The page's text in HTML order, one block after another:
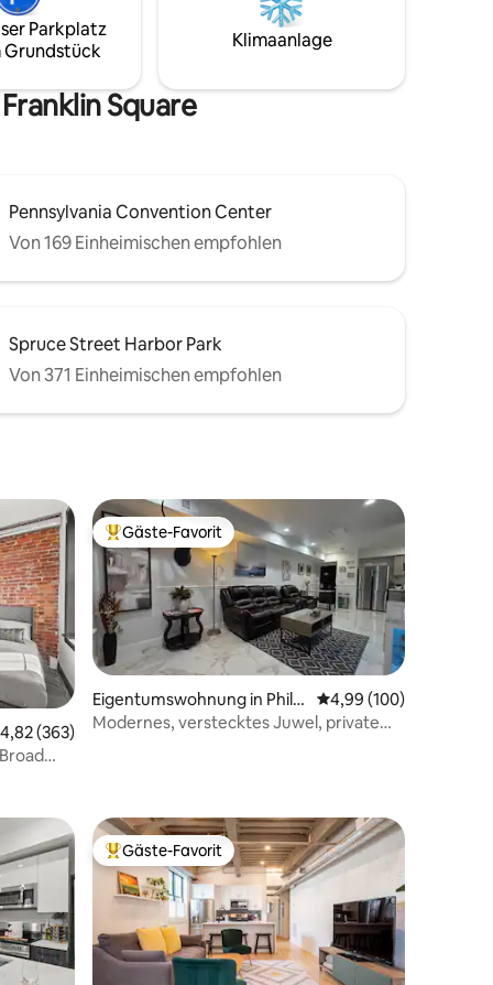
Attraktionen entfernt, die Philly zu
bieten hat. Es ist eine wunderbare
Unterkunft für reisende
Geschäftspartner, die Platz,
Familienausflüge und intime
Gruppentreffen wünschen.
Parkplatz
Grundstück
Klimaanlage
Square
Pennsylvania Convention Center
Von 169 Einheimischen empfohlen
Spruce Street Harbor Park
Von 371 Einheimischen empfohlen
Bewertungen Bewertung: 4,82 von 5, 363 Bewertungen
4,82 (363)
Beliebter Gäste-Favorit.
Gäste-Favorit
Eigentumswohnung in Phila
delphia
Durchschnittliche
4,99 (100)
Modernes, verstecktes Juwel, private
Beliebter Gäste-Favorit.
Gäste-Favorit